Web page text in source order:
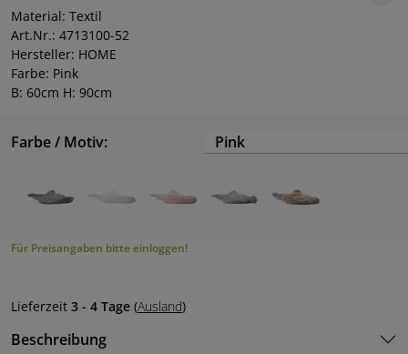
Material: Textil
Art.Nr.: 4713100-52
Hersteller: HOME
Farbe: Pink
B: 60cm H: 90cm
Farbe / Motiv: Pink
Für Preisangaben bitte einloggen!
Lieferzeit 3 - 4 Tage (Ausland)
Beschreibung